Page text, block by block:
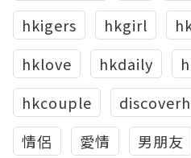
hkigers hkgirl
hklove
hkdaily
hkcouple
情侶
愛情 男朋友